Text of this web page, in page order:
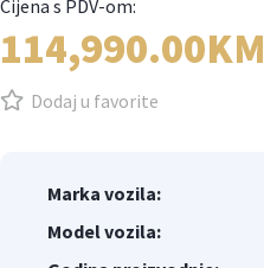
114,990.00KM
Dodaj u favorite
Marka vozila:
Model vozila: